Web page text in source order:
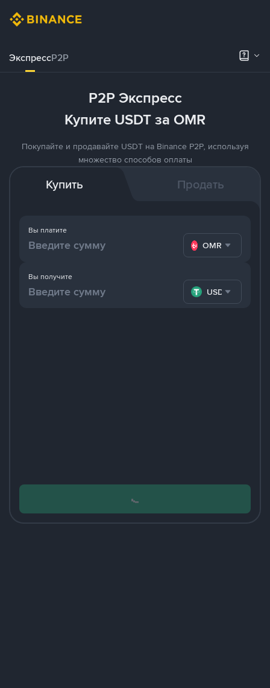
ЭкспрессP2P
P2P Экспресс
Купите USDT за OMR
Покупайте и продавайте USDT на Binance P2P, используя
множество способов оплаты
Купить Продать
Вы платите
OMR
Вы получите
USDT